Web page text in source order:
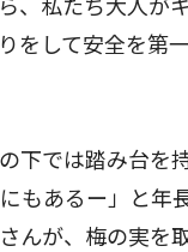
、私たち大人が
をして安全を第
下では踏み台を
もあるー」と年
んが、梅の実を